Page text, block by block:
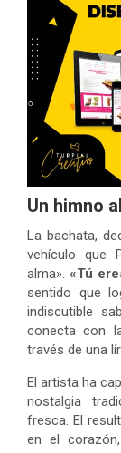
Un himno
La bachata,
vehículo que
alma». «Tú
sentido que
indiscutible
conecta con
través de una
El artista ha
nostalgia
fresca. El
en el